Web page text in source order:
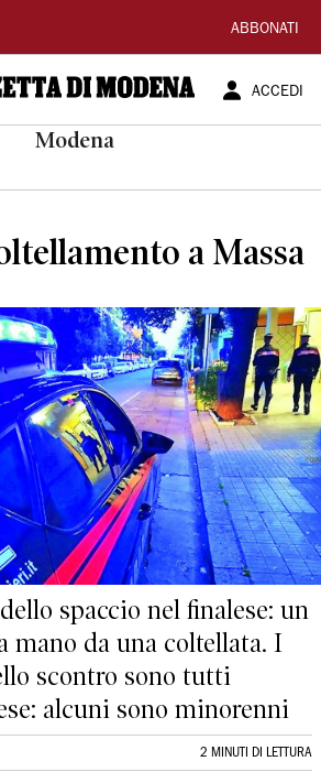
ABBONATI
ACCEDI
Modena
a Massa
spaccio nel finalese: un
mano da una coltellata. I
scontro sono tutti
alcuni sono minorenni
2 MINUTI DI LETTURA